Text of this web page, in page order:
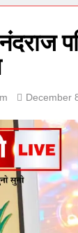
December